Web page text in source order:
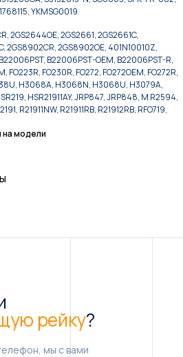
YKMSG0019
2GS2644OE, 2GS2661, 2GS2661C,
2GS8902CR, 2GS8902OE, 401N10010Z,
B22006PST-OEM, B22006PST-R,
FO223R, FO230R, FO272, FO272OEM, FO272R,
H3068A, H3068N, H3068U, H3079A,
HSR21911AY, JRP847, JRP848, M R2594,
R21911NW, R21911RB, R21912RB, RFO719,
на модели
рейку?
мы с вами